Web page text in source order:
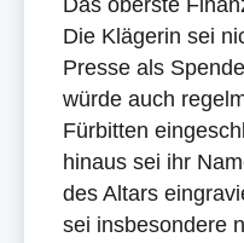
Das oberste
Die Klägerin sei
Presse als
würde auch
Fürbitten
hinaus sei ihr
des Altars
sei insbesondere